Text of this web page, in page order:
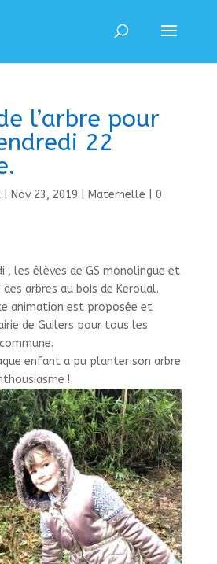
l’arbre pour
22
| Nov 23, 2019 Maternelle
0
, les élèves de GS monolingue et
arbres au bois de Keroual.
animation est proposée et
de Guilers pour tous les
enfant a pu planter son arbre
!